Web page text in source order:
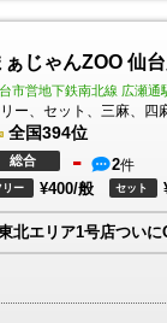
ぁじゃんZOO 仙
市営地下鉄南北線 広瀬通
ー、セット、三麻、四
全国394位
総合 - 2件
リー ¥400/般 セット
北エリア1号店ついに